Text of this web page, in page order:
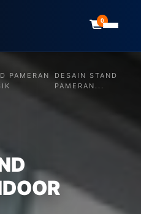
0
PAMERAN
DESAIN STAND
PAMERAN...